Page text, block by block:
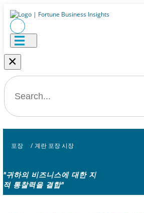
×
포장 / 계란 포장 시장
"귀하의 비즈니스에 대한 지
적 통찰력을 결합"